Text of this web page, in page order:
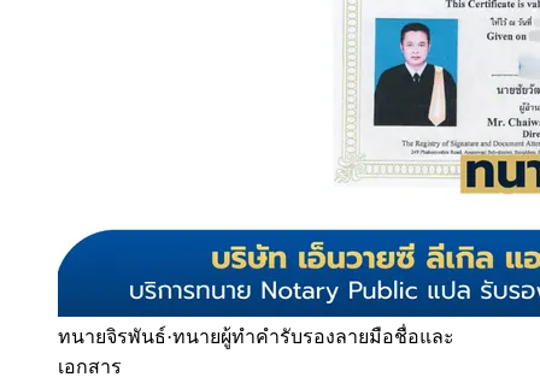
ทนายจิรพันธ์·ทนายผู้ทำคำรับรองลายมือชื่อและ
เอกสาร